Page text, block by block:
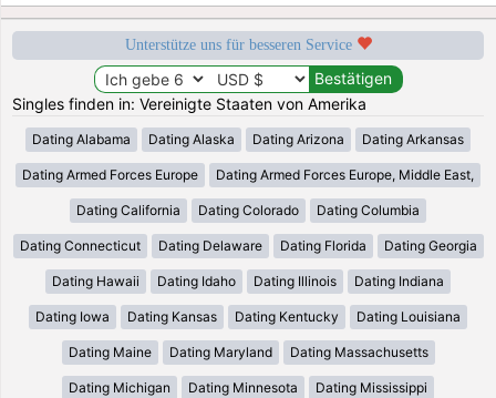
Unterstütze uns für besseren Service
Singles finden in: Vereinigte Staaten von Amerika
Dating Alabama Dating Alaska Dating Arizona Dating Arkansas
Dating Armed Forces Europe Dating Armed Forces Europe, Middle East,
Dating California Dating Colorado Dating Columbia
Dating Connecticut Dating Delaware Dating Florida Dating Georgia
Dating Hawaii Dating Idaho Dating Illinois Dating Indiana
Dating Iowa Dating Kansas Dating Kentucky Dating Louisiana
Dating Maine Dating Maryland Dating Massachusetts
Dating Michigan Dating Minnesota Dating Mississippi